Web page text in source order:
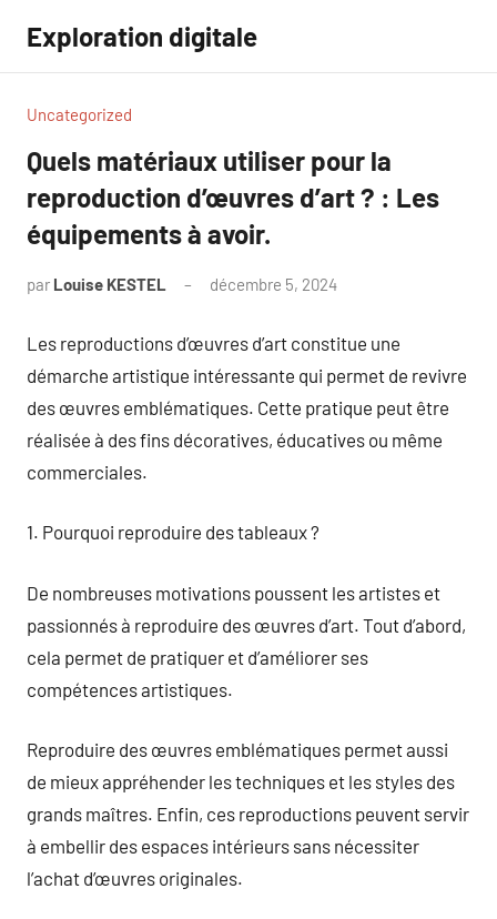
contenu
Exploration digitale
Uncategorized
Quels matériaux utiliser pour la
reproduction d’œuvres d’art ? : Les
équipements à avoir.
par Louise KESTEL décembre 5, 2024
Les reproductions d’œuvres d’art constitue une
démarche artistique intéressante qui permet de revivre
des œuvres emblématiques. Cette pratique peut être
réalisée à des fins décoratives, éducatives ou même
commerciales.
1. Pourquoi reproduire des tableaux ?
De nombreuses motivations poussent les artistes et
passionnés à reproduire des œuvres d’art. Tout d’abord,
cela permet de pratiquer et d’améliorer ses
compétences artistiques.
Reproduire des œuvres emblématiques permet aussi
de mieux appréhender les techniques et les styles des
grands maîtres. Enfin, ces reproductions peuvent servir
à embellir des espaces intérieurs sans nécessiter
l’achat d’œuvres originales.